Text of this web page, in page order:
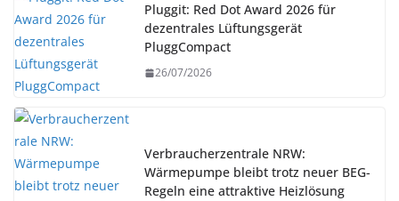
Pluggit: Red Dot Award 2026 für
dezentrales Lüftungsgerät
PluggCompact
26/07/2026
Verbraucherzentrale NRW:
Wärmepumpe bleibt trotz neuer BEG-
Regeln eine attraktive Heizlösung